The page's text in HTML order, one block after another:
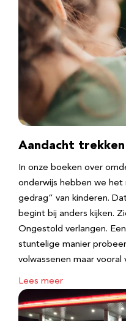
Aandacht trekken
In onze boeken over
onderwijs hebben we
gedrag” van kinderen.
begint bij anders kijken.
Ongestold verlangen.
stuntelige manier
volwassenen maar
Lees meer